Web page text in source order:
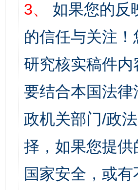
3、
如果您的反
的信任与关注
研究核实稿件
要结合本国法
政机关部门/政
择，如果您提
国家安全，或